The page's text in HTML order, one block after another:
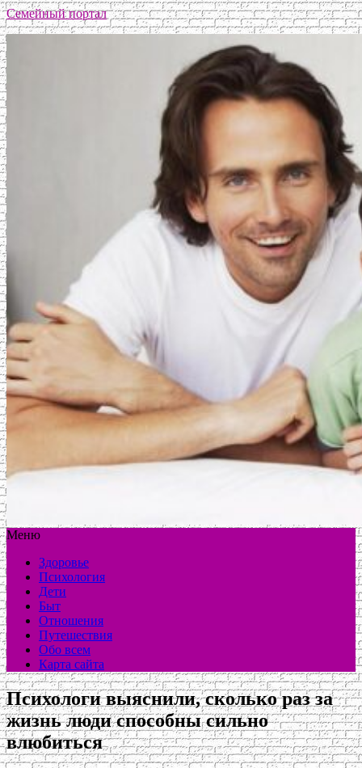
Семейный портал
Меню
Здоровье
Психология
Дети
Быт
Отношения
Путешествия
Обо всем
Карта сайта
Психологи выяснили, сколько раз за
жизнь люди способны сильно
влюбиться